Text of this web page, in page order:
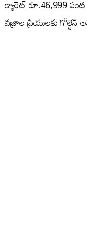
క్యారెట్ రూ.46,999
వజ్రాల ప్రియులకు గోల్డెన్